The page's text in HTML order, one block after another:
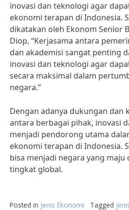
inovasi dan teknologi agar
ekonomi terapan di Indonesia.
dikatakan oleh Ekonom Senior
Diop, “Kerjasama antara
dan akademisi sangat penting
inovasi dan teknologi agar
secara maksimal dalam
negara.”
Dengan adanya dukungan dan
antara berbagai pihak, inovasi
menjadi pendorong utama
ekonomi terapan di Indonesia.
bisa menjadi negara yang maju
tingkat global.
Posted in Jenis Ekonomi Tagged